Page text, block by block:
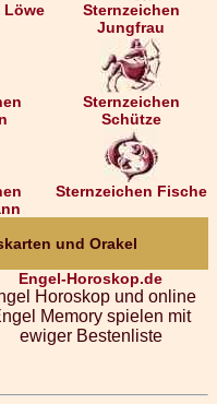
Löwe
Sternzeichen
Jungfrau
Sternzeichen
Schütze
Sternzeichen Fische
und Orakel
Engel-Horoskop.de
Horoskop und online
Memory spielen mit
ewiger Bestenliste